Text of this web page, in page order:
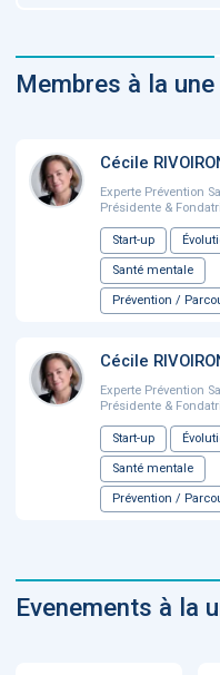
Membres à la une
Cécile
Experte Prévention
Présidente &
Start-up
Santé mentale
Prévention /
Cécile
Experte Prévention
Présidente &
Start-up
Santé mentale
Prévention /
Evenements à la